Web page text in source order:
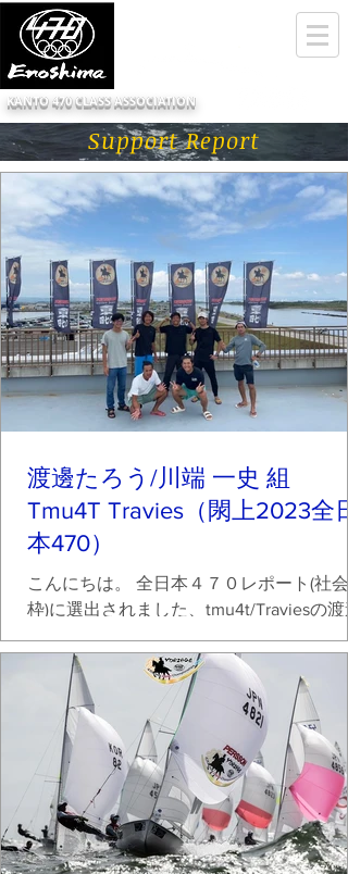
KANTO 470 CLASS ASSOCIATION
Support Report
渡邊たろう/川端 一史 組
Tmu4T Travies（閖上2023全日
本470）
こんにちは。 全日本４７０レポート(社会
枠)に選出されました、tmu4t/Traviesの渡
で支援いただけるのは、大変ありがたいで
すね。 関東470協会の皆様、ご支援ありが
とうございます。...